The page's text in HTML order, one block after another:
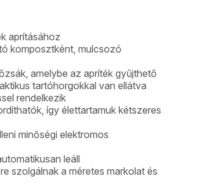
aprításához
komposztként, mulcsozó
amelybe az apríték gyűjthető
tartóhorgokkal van ellátva
rendelkezik
így élettartamuk kétszeres
minőségi elektromos
leáll
szolgálnak a méretes markolat és